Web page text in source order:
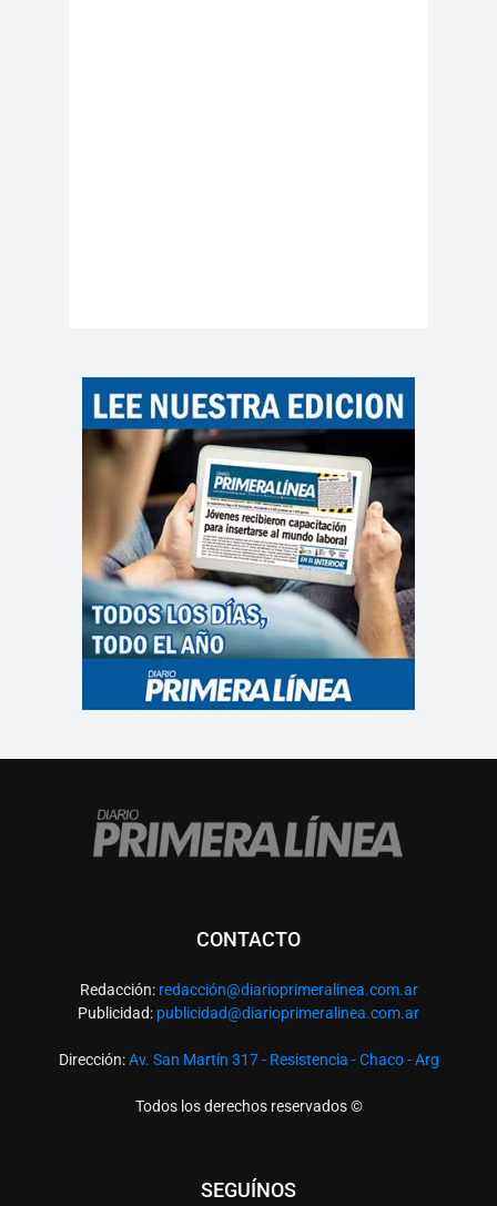
CONTACTO
Redacción: redacción@diarioprimeralinea.com.ar
Publicidad: publicidad@diarioprimeralinea.com.ar
Dirección:Av. San Martín 317 - Resistencia - Chaco - Arg
Todos los derechos reservados ©
SEGUÍNOS